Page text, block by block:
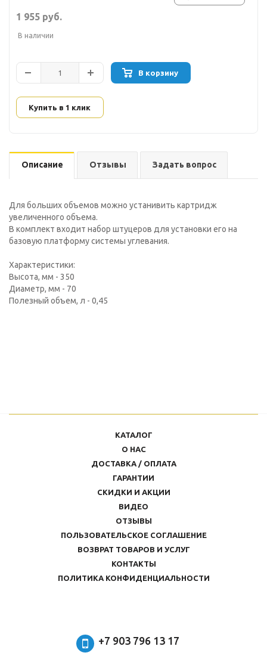
1 955 руб.
В наличии
В корзину
Купить в 1 клик
Описание Отзывы Задать вопрос
Для больших объемов можно устанивить картридж
увеличенного объема.
В комплект входит набор штуцеров для установки его на
базовую платформу системы углевания.
Характеристики:
Высота, мм - 350
Диаметр, мм - 70
Полезный объем, л - 0,45
КАТАЛОГ
О НАС
ДОСТАВКА / ОПЛАТА
ГАРАНТИИ
СКИДКИ И АКЦИИ
ВИДЕО
ОТЗЫВЫ
ПОЛЬЗОВАТЕЛЬСКОЕ СОГЛАШЕНИЕ
ВОЗВРАТ ТОВАРОВ И УСЛУГ
КОНТАКТЫ
ПОЛИТИКА КОНФИДЕНЦИАЛЬНОСТИ
+7 903 796 13 17